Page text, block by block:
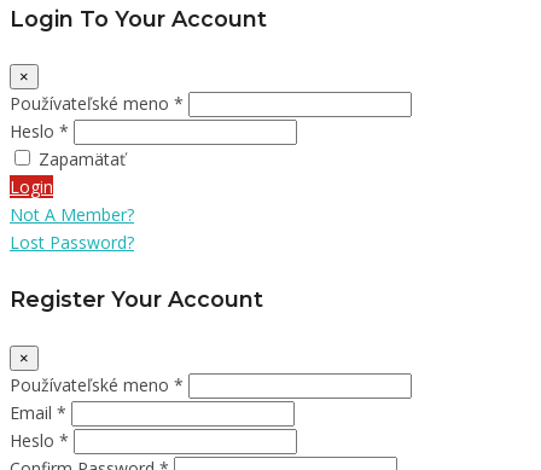
Login To Your Account
×
Používateľské meno *
Heslo *
Zapamätať
Login
Not A Member?
Lost Password?
Register Your Account
×
Používateľské meno *
Email *
Heslo *